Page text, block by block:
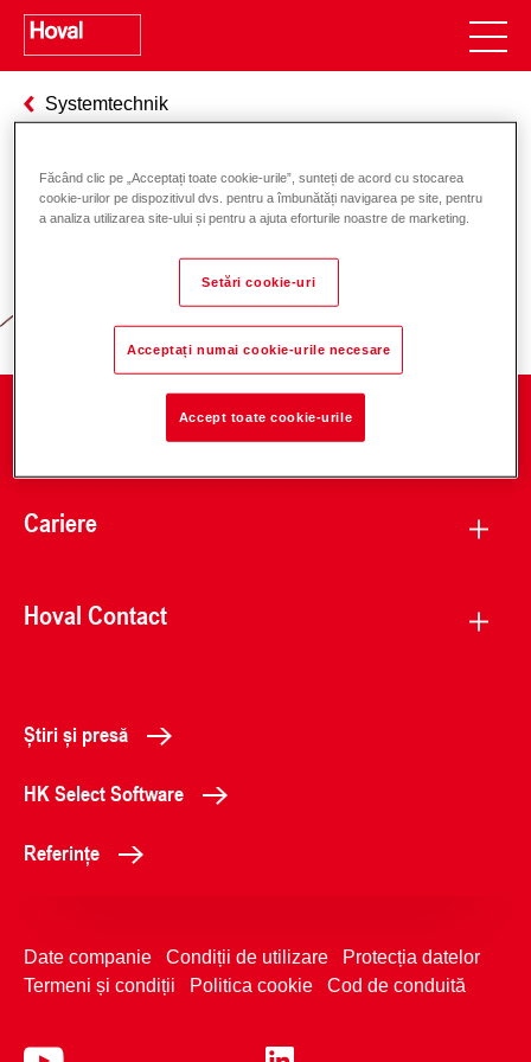
Systemtechnik
Responsabilitate pentru energie și
mediu
Cariere
Hoval Contact
Știri și presă
HK Select Software
Referințe
Date companie Condiții de utilizare
Protecția datelor
Termeni și condiții
Politica cookie Cod de conduită
Făcând clic pe „Acceptați toate cookie-urile”, sunteți de acord cu stocarea
cookie-urilor pe dispozitivul dvs. pentru a îmbunătăți navigarea pe site, pentru
a analiza utilizarea site-ului și pentru a ajuta eforturile noastre de marketing.
Setări cookie-uri
Acceptați numai cookie-urile necesare
Accept toate cookie-urile